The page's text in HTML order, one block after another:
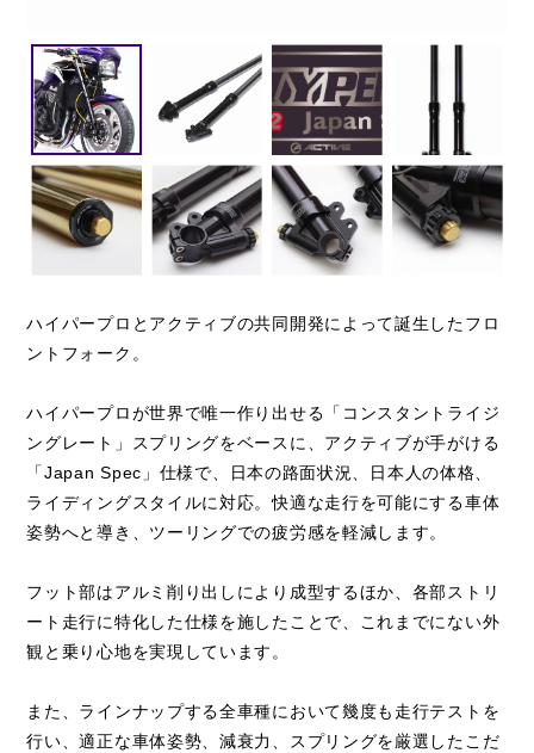
ハイパープロとアクティブの共同開発によって誕生したフロ
ントフォーク。
ハイパープロが世界で唯一作り出せる「コンスタントライジ
ングレート」スプリングをベースに、アクティブが手がける
「Japan Spec」仕様で、日本の路面状況、日本人の体格、
ライディングスタイルに対応。快適な走行を可能にする車体
姿勢へと導き、ツーリングでの疲労感を軽減します。
フット部はアルミ削り出しにより成型するほか、各部ストリ
ート走行に特化した仕様を施したことで、これまでにない外
観と乗り心地を実現しています。
また、ラインナップする全車種において幾度も走行テストを
行い、適正な車体姿勢、減衰力、スプリングを厳選したこだ